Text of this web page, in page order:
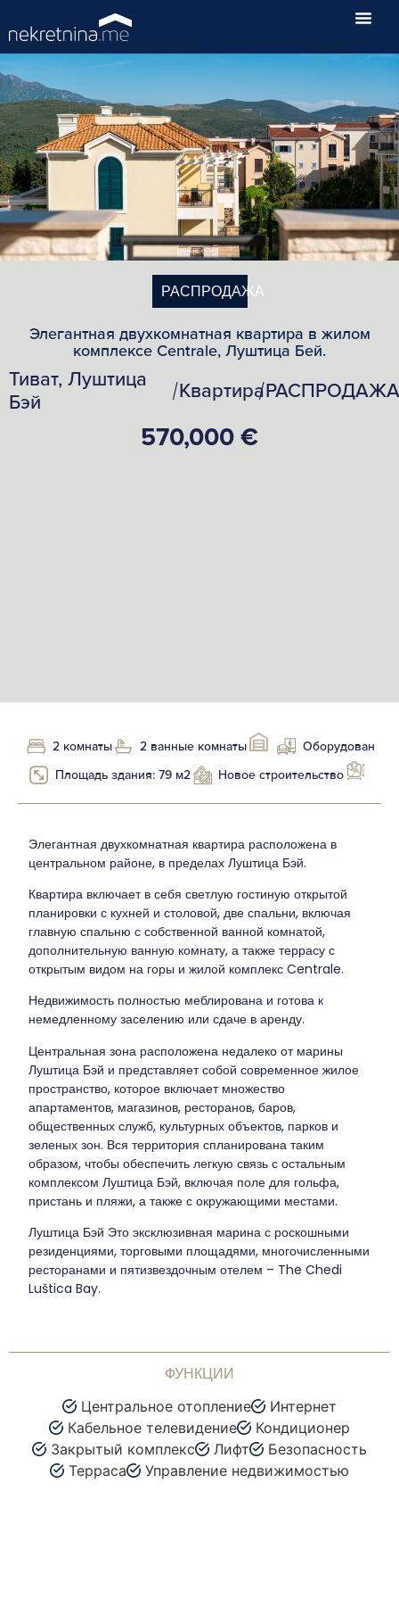
РАСПРОДАЖА
Элегантная двухкомнатная квартира в жилом
комплексе Centrale, Луштица Бей.
Тиват, Луштица
Бэй
/Квартира
/РАСПРОДАЖА
570,000 €
2 комнаты 2 ванные комнаты
Оборудован
Площадь здания: 79 м2
Новое строительство
Элегантная двухкомнатная квартира расположена в
центральном районе, в пределахЛуштица Бэй.
Квартира включает в себя светлую гостиную открытой
планировки с кухней и столовой, две спальни, включая
главную спальню с собственной ванной комнатой,
дополнительную ванную комнату, а также террасу с
открытым видом на горы и жилой комплекс Centrale.
Недвижимость полностью меблирована и готова к
немедленному заселению или сдаче в аренду.
Центральная зона расположена недалеко от марины
Луштица Бэй и представляет собой современное жилое
пространство, которое включает множество
апартаментов, магазинов, ресторанов, баров,
общественных служб, культурных объектов, парков и
зеленых зон. Вся территория спланирована таким
образом, чтобы обеспечить легкую связь с остальным
комплексом Луштица Бэй, включая поле для гольфа,
пристань и пляжи, а также с окружающими местами.
Луштица Бэй Это эксклюзивная марина с роскошными
резиденциями, торговыми площадями, многочисленными
ресторанами и пятизвездочным отелем – The Chedi
Luštica Bay.
ФУНКЦИИ
Центральное отопление
Интернет
Кабельное телевидение
Кондиционер
Закрытый комплекс
Лифт
Безопасность
Терраса
Управление недвижимостью